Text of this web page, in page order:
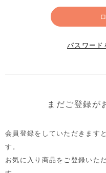
パスワード
まだご登録が
会員登録をしていただきます
す。
お気に入り商品をご登録いた